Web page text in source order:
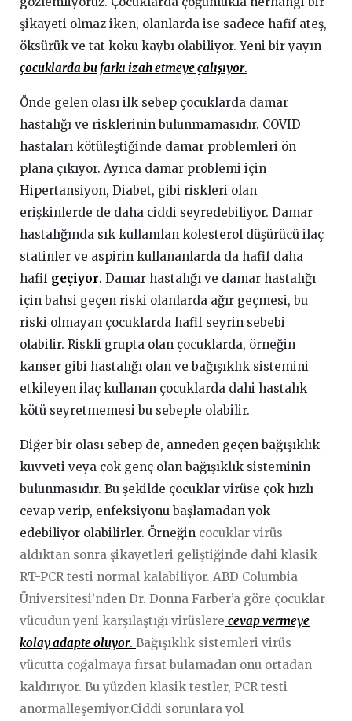
şikayeti olmaz iken, olanlarda ise sadece hafif ateş,
öksürük ve tat koku kaybı olabiliyor. Yeni bir yayın
çocuklarda bu farkı izah etmeye çalışıyor.
Önde gelen olası ilk sebep çocuklarda damar
hastalığı ve risklerinin bulunmamasıdır. COVID
hastaları kötüleştiğinde damar problemleri ön
plana çıkıyor. Ayrıca damar problemi için
Hipertansiyon, Diabet, gibi riskleri olan
erişkinlerde de daha ciddi seyredebiliyor. Damar
hastalığında sık kullanılan kolesterol düşürücü ilaç
statinler ve aspirin kullananlarda da hafif daha
hafif geçiyor. Damar hastalığı ve damar hastalığı
için bahsi geçen riski olanlarda ağır geçmesi, bu
riski olmayan çocuklarda hafif seyrin sebebi
olabilir. Riskli grupta olan çocuklarda, örneğin
kanser gibi hastalığı olan ve bağışıklık sistemini
etkileyen ilaç kullanan çocuklarda dahi hastalık
kötü seyretmemesi bu sebeple olabilir.
Diğer bir olası sebep de, anneden geçen bağışıklık
kuvveti veya çok genç olan bağışıklık sisteminin
bulunmasıdır. Bu şekilde çocuklar virüse çok hızlı
cevap verip, enfeksiyonu başlamadan yok
edebiliyor olabilirler. Örneğin çocuklar virüs
aldıktan sonra şikayetleri geliştiğinde dahi klasik
RT-PCR testi normal kalabiliyor. ABD Columbia
Üniversitesi’nden Dr. Donna Farber’a göre çocuklar
vücudun yeni karşılaştığı virüslere cevap vermeye
kolay adapte oluyor. Bağışıklık sistemleri virüs
vücutta çoğalmaya fırsat bulamadan onu ortadan
kaldırıyor. Bu yüzden klasik testler, PCR testi
anormalleşemiyor.Ciddi sorunlara yol